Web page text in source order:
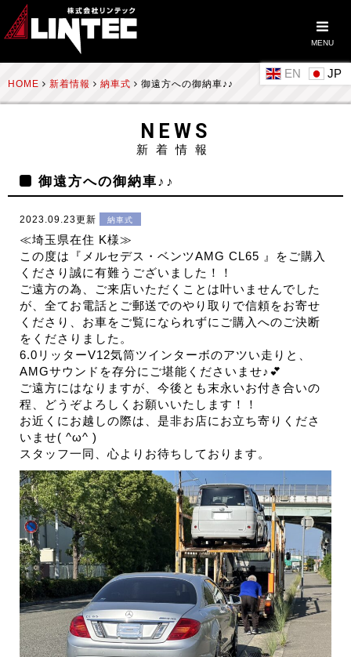
MENU
EN
HOME 新着情報 納車式 御遠方への御納車♪♪
NEWS
新着情報
御遠方への御納車♪♪
2023.09.23更新 納車式
≪埼玉県在住 K様≫
この度は『メルセデス・ベンツAMG CL65 』をご購入
くださり誠に有難うございました！！
ご遠方の為、ご来店いただくことは叶いませんでした
が、全てお電話とご郵送でのやり取りで信頼をお寄せ
くださり、お車をご覧になられずにご購入へのご決断
をくださりました。
6.0リッターV12気筒ツインターボのアツい走りと、
AMGサウンドを存分にご堪能くださいませ♪💕
ご遠方にはなりますが、今後とも末永いお付き合いの
程、どうぞよろしくお願いいたします！！
お近くにお越しの際は、是非お店にお立ち寄りくださ
いませ( ^ω^ )
スタッフ一同、心よりお待ちしております。